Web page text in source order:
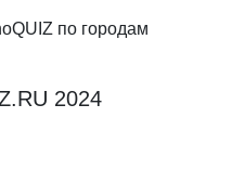
по городам
2024